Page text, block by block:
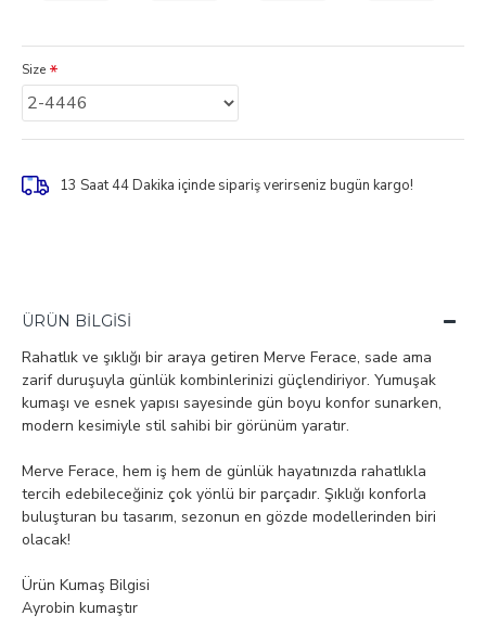
Size
13 Saat 44 Dakika içinde sipariş verirseniz bugün kargo!
ÜRÜN BILGISI
Rahatlık ve şıklığı bir araya getiren Merve Ferace, sade ama
zarif duruşuyla günlük kombinlerinizi güçlendiriyor. Yumuşak
kumaşı ve esnek yapısı sayesinde gün boyu konfor sunarken,
modern kesimiyle stil sahibi bir görünüm yaratır.
Merve Ferace, hem iş hem de günlük hayatınızda rahatlıkla
tercih edebileceğiniz çok yönlü bir parçadır. Şıklığı konforla
buluşturan bu tasarım, sezonun en gözde modellerinden biri
olacak!
Ürün Kumaş Bilgisi
Ayrobin kumaştır